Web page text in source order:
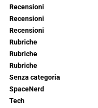
Recensioni
Recensioni
Recensioni
Rubriche
Rubriche
Rubriche
Senza categoria
SpaceNerd
Tech